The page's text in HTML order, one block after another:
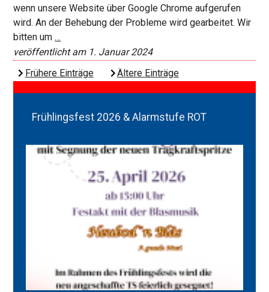
wenn unsere Website über Google Chrome aufgerufen
wird. An der Behebung der Probleme wird gearbeitet. Wir
bitten um …
Probleme
veröffentlicht am 1. Januar 2024
Frühere Einträge
Ältere Einträge
Frühlingsfest 2026 & Alarmstufe ROT